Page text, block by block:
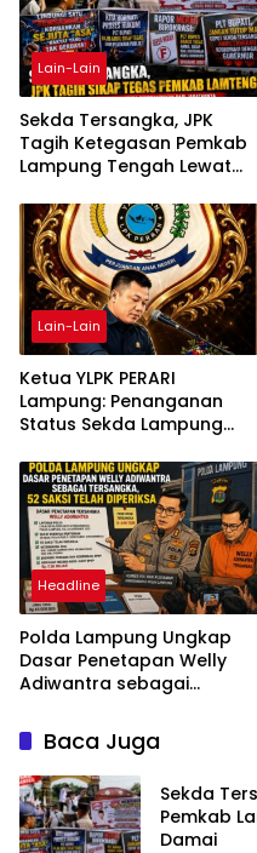
Lain-Lain
Sekda Tersangka, JPK
Tagih Ketegasan Pemkab
Lampung Tengah Lewat
Lain-Lain
Ketua YLPK PERARI
Lampung: Penanganan
Status Sekda Lampung
Berdasarkan Aturan,
Bukan Tekanan Opini
Headline
Polda Lampung Ungkap
Dasar Penetapan Welly
Adiwantra sebagai
Diperiksa
Baca Juga
Sekda
Pemkab
Damai